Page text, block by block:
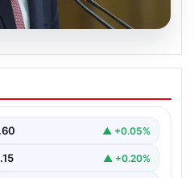
sormaktan ve
Halk Partisi (CHP)
▲ +0.05%
▲ +0.20%